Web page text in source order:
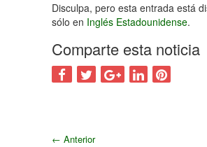
Disculpa, pero esta entrada está
sólo en Inglés Estadounidense.
Comparte esta noticia
← Anterior